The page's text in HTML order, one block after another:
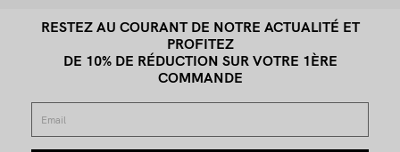
RESTEZ AU COURANT DE NOTRE ACTUALITÉ ET
PROFITEZ
DE 10% DE RÉDUCTION SUR VOTRE 1ÈRE
COMMANDE